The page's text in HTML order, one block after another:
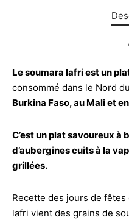
Le soumara lafri est un
consommé dans le Nord
Burkina Faso, au Mali et
C’est un plat savoureux à
d’aubergines cuits à la
grillées.
Recette des jours de
lafri vient des grains de